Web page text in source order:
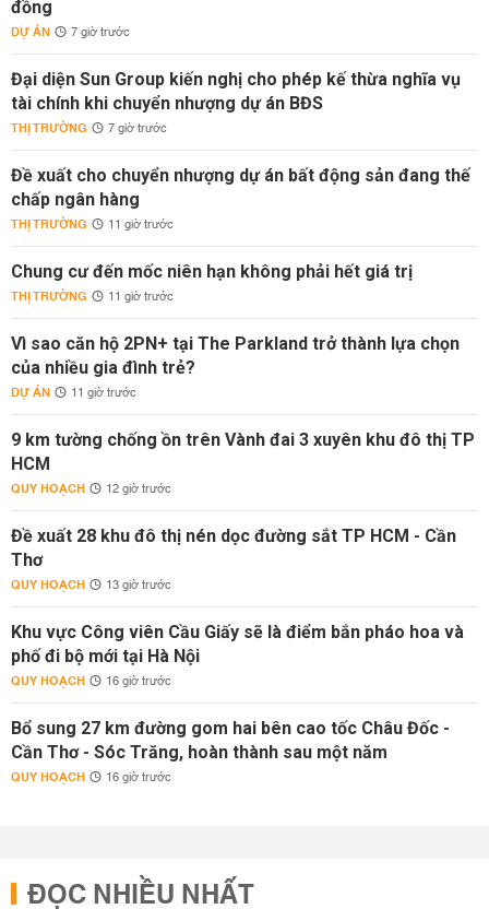
đồng
DỰ ÁN 7 giờ trước
Đại diện Sun Group kiến nghị cho phép kế thừa nghĩa vụ
tài chính khi chuyển nhượng dự án BĐS
THỊ TRƯỜNG 7 giờ trước
Đề xuất cho chuyển nhượng dự án bất động sản đang thế
chấp ngân hàng
THỊ TRƯỜNG 11 giờ trước
Chung cư đến mốc niên hạn không phải hết giá trị
THỊ TRƯỜNG 11 giờ trước
Vì sao căn hộ 2PN+ tại The Parkland trở thành lựa chọn
của nhiều gia đình trẻ?
DỰ ÁN 11 giờ trước
9 km tường chống ồn trên Vành đai 3 xuyên khu đô thị TP
HCM
QUY HOẠCH 12 giờ trước
Đề xuất 28 khu đô thị nén dọc đường sắt TP HCM - Cần
Thơ
QUY HOẠCH 13 giờ trước
Khu vực Công viên Cầu Giấy sẽ là điểm bắn pháo hoa và
phố đi bộ mới tại Hà Nội
QUY HOẠCH 16 giờ trước
Bổ sung 27 km đường gom hai bên cao tốc Châu Đốc -
Cần Thơ - Sóc Trăng, hoàn thành sau một năm
QUY HOẠCH 16 giờ trước
ĐỌC NHIỀU NHẤT